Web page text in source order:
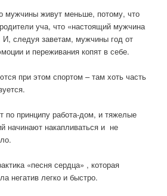
мужчины живут меньше, потому, что
уча, что «настоящий мужчина
И, следуя заветам, мужчины год от
и переживания копят в себе.
при этом спортом – там хоть часть
по принципу работа-дом, и тяжелые
начинают накапливаться и не
«песня сердца» , которая
негатив легко и быстро.